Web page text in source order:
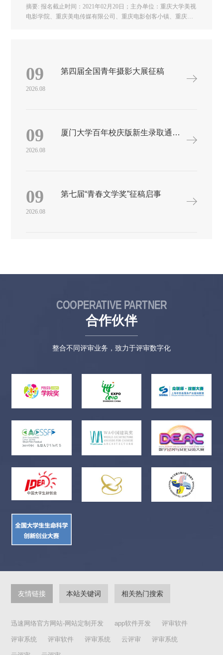
摘要: 报名截止时间：2021年02月20日；主办单位：重庆大学美视
电影学院、重庆美电传媒有限公司、重庆电影创客小镇、重庆市
里，2020第三届影创杯剧本大赛从未改变自己的步伐和节奏，一
直为呈现一个助力产业复苏，促进创作繁荣的剧本大赛而紧锣密
鼓的筹备着。由重庆市电影局、中共重庆市九龙坡区宣传部指
各影视单位和全市各高校影视专业学生，通过公开征集、评选优
秀剧本项目的方式促进创作繁荣，发现培养编剧人才，整合行业
先锋电影制片厂有限公司 重庆市影视拍摄一站式服务平台协办单
位京渝国际文创园 影视工业网 重庆美电艺术团【投稿方式】2020
年重庆电影创客剧本扶持计划电影剧本征集采用线上和邮寄同步
际文创园5号库2楼管理办公室报名电话：023-68633308（办公
建党100周年献礼，紧跟时代大事件，将主旋律与商业性相结合，
思想性、艺术性、观赏性统一，突显重庆本土元素，贴近实际、
贴近群众、贴近生活的优秀作品。特别关注现实题材，鼓励艺术
创新，支持类型化探索，强调剧本的可操作性，多方面满足广大
群众日益增长的精神文化需求。【来稿要求】1、投稿人请务必确
校、学生姓名联系方式并签名，同时填写作者的真实姓名、年
龄、详细通讯地址、联系电话，需注明身份证号码，如为多位作
者，每人的信息均需填写。2、剧本需包含剧名页、300-500字梗
页、尾页、页眉等处标注自己的上述信息。3、参评作者在投稿期
间联系信息如有变更，请及时通知电影剧本征集办公室。如出现
因作者联系信息发生变更又未及时通知主办单位，从而导致主办
方无法与作者取得联系的情况，视为参评者自动放弃评选资格。
三种形式，并在信封上注明“重庆电影创客剧本扶持计划”字样。
勿寄私人，亦不接受个人直接交送、传送或转送。请作者不要通
过各种同城、城际门对门速递方式递送，以免延误。5、对已获得
围。例如：“重影杯”剧本大赛。6、对已参加过第一届、第二届的
投稿作品，不得重复参加此次“影创杯剧本大赛”的投稿报名。7、
对已开拍或已拍摄完成的剧本作品，不在此次“影创杯剧本大
赛”的征稿范围。8、每家企业或个人的作品投稿数量限制为1
有效文字材料。如系真人真事改编，须附原型人物或当事人书面
同意材料（与“参评剧本报名表”一同寄送）。2、应征作品凡被认
定属于抄袭、剽窃的，将取消参评资格。已经入选的作品和个
整的剧本架构、符合剧本的篇幅长度，凡大纲、素材、创意、故
事、梗概等文字过于简略的稿件，以及小说、散文、电视剧等体
09
2026.08
第四届全国青年摄影大展征稿
09
2026.08
厦门大学百年校庆版新生录取通知书设计大赛
09
2026.08
第七届“青春文学奖”征稿启事
COOPERATIVE PARTNER
合作伙伴
整合不同评审业务，致力于评审数字化
友情链接 本站关键词 相关热门搜索
迅速网络官方网站-网站定制开发 app软件开发 评审软件
评审系统 评审软件 评审系统 云评审 评审系统